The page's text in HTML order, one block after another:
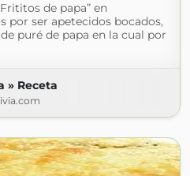
de papa” en
por ser apetecidos bocados,
puré de papa en la cual por
» Receta